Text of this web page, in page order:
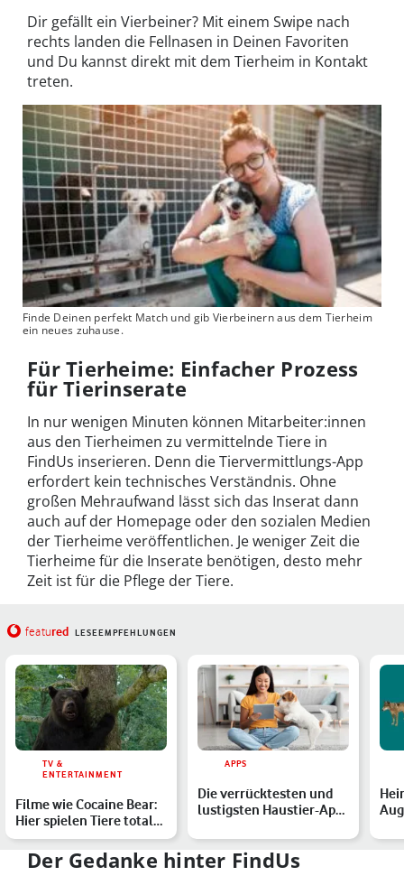
Dir gefällt ein Vierbeiner? Mit einem Swipe nach
rechts landen die Fellnasen in Deinen Favoriten
und Du kannst direkt mit dem Tierheim in Kontakt
treten.
Finde Deinen perfekt Match und gib Vierbeinern aus dem Tierheim
ein neues zuhause.
Für Tierheime: Einfacher Prozess
für Tierinserate
In nur wenigen Minuten können Mitarbeiter:innen
aus den Tierheimen zu vermittelnde Tiere in
FindUs inserieren. Denn die Tiervermittlungs-App
erfordert kein technisches Verständnis. Ohne
großen Mehraufwand lässt sich das Inserat dann
auch auf der Homepage oder den sozialen Medien
der Tierheime veröffentlichen. Je weniger Zeit die
Tierheime für die Inserate benötigen, desto mehr
Zeit ist für die Pflege der Tiere.
featured LESEEMPFEHLUNGEN
TV &
ENTERTAINMENT
Filme wie Cocaine Bear:
Hier spielen Tiere total
verrückt
APPS
Die verrücktesten und
lustigsten Haustier-Apps
…
Der Gedanke hinter FindUs